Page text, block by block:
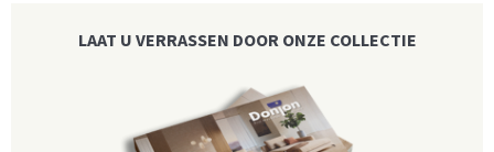
LAAT U VERRASSEN DOOR ONZE COLLECTIE